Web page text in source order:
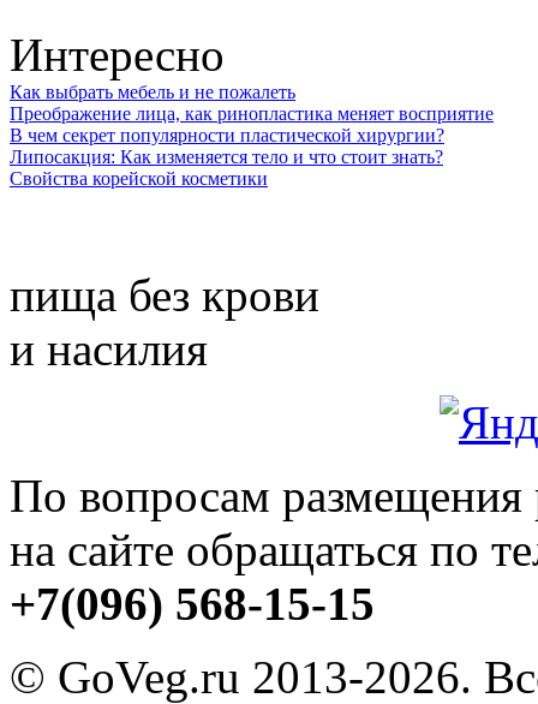
Интересно
Как выбрать мебель и не пожалеть
Преображение лица, как ринопластика меняет восприятие
В чем секрет популярности пластической хирургии?
Липосакция: Как изменяется тело и что стоит знать?
Свойства корейской косметики
пища без крови
и насилия
По вопросам размещения
на сайте обращаться по
+7(096) 568-15-15
© GoVeg.ru 2013-2026.